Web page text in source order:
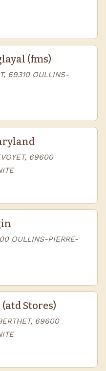
(fms)
69310 OULLINS-
69600
OULLINS-PIERRE-
Stores)
69600